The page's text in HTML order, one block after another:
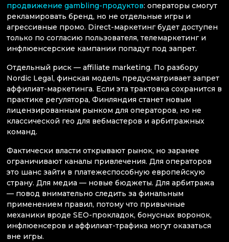
продвижение gambling-продуктов: операторы смогут
рекламировать бренд, но не отдельные игры и
агрессивные промо. Direct-маркетинг будет доступен
только по согласию пользователя, телемаркетинг и
инфлюенсерские кампании попадут под запрет.
Отдельный риск — affiliate marketing. По разбору
Nordic Legal, финская модель предусматривает запрет
аффилиат-маркетинга. Если эта трактовка сохранится в
практике регулятора, Финляндия станет новым
лицензированным рынком для операторов, но не
классической гео для вебмастеров и арбитражных
команд.
Фактически власти открывают рынок, но заранее
ограничивают каналы привлечения. Для операторов
это шанс зайти в платежеспособную европейскую
страну. Для медиа — новые бюджеты. Для арбитража
— повод внимательно следить за финальным
применением правил, потому что привычные
механики вроде SEO-прокладок, бонусных воронок,
инфлюенсеров и аффилиат-трафика могут оказаться
вне игры.